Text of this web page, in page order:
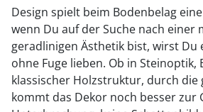
Design spielt beim Bodenbelag
wenn Du auf der Suche nach einer
geradlinigen Ästhetik bist, wirst Du
ohne Fuge lieben. Ob in
klassischer Holzstruktur, durch die
kommt das Dekor noch besser zur